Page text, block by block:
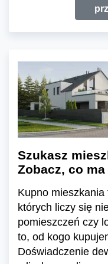
Szukasz
Zobacz, co
Kupno
których liczy się
pomieszczeń czy
to, od kogo
Doświadczenie